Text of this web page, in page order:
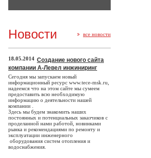
Новости все новости
18.05.2014 Создание нового сайта
компании А-Левел инжиниринг
Сегодня мы запускаем новый
информационный ресурс www.tece-msk.ru,
надеемся что на этом сайте мы сумеем
предоставить всю необходимую
информацию о деятельности нашей
компании .
Здесь мы будем знакомить наших
постоянных и потенциальных заказчиков с
проделанной нами работой, новинками
рынка и рекомендациями по ремонту и
эксплуатации инженерного
оборудования систем отопления и
водоснабжения.